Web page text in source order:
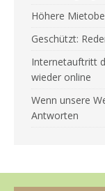
Höhere
Geschützt:
Internetauftritt
wieder online
Wenn unsere
Antworten